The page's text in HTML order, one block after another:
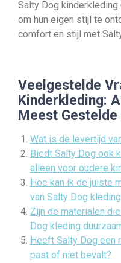
Salty Dog
om hun eigen stijl te
comfort en stijl met
Veelgestelde
Kinderkleding:
Meest
Wat is de levertijd
Biedt Salty Dog ook
alleen voor oudere
Hoe kan ik de juiste
van Salty Dog
Zijn de materialen
Dog kleding
Heeft Salty Dog een
past of niet bevalt?